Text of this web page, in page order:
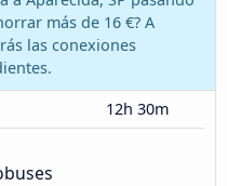
más de 16 €? A
las conexiones
12h 30m